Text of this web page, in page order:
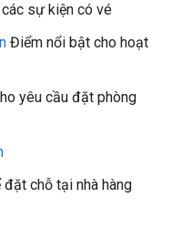
sự kiện có vé
Điểm nổi bật cho hoạt
yêu cầu đặt phòng
đặt chỗ tại nhà hàng